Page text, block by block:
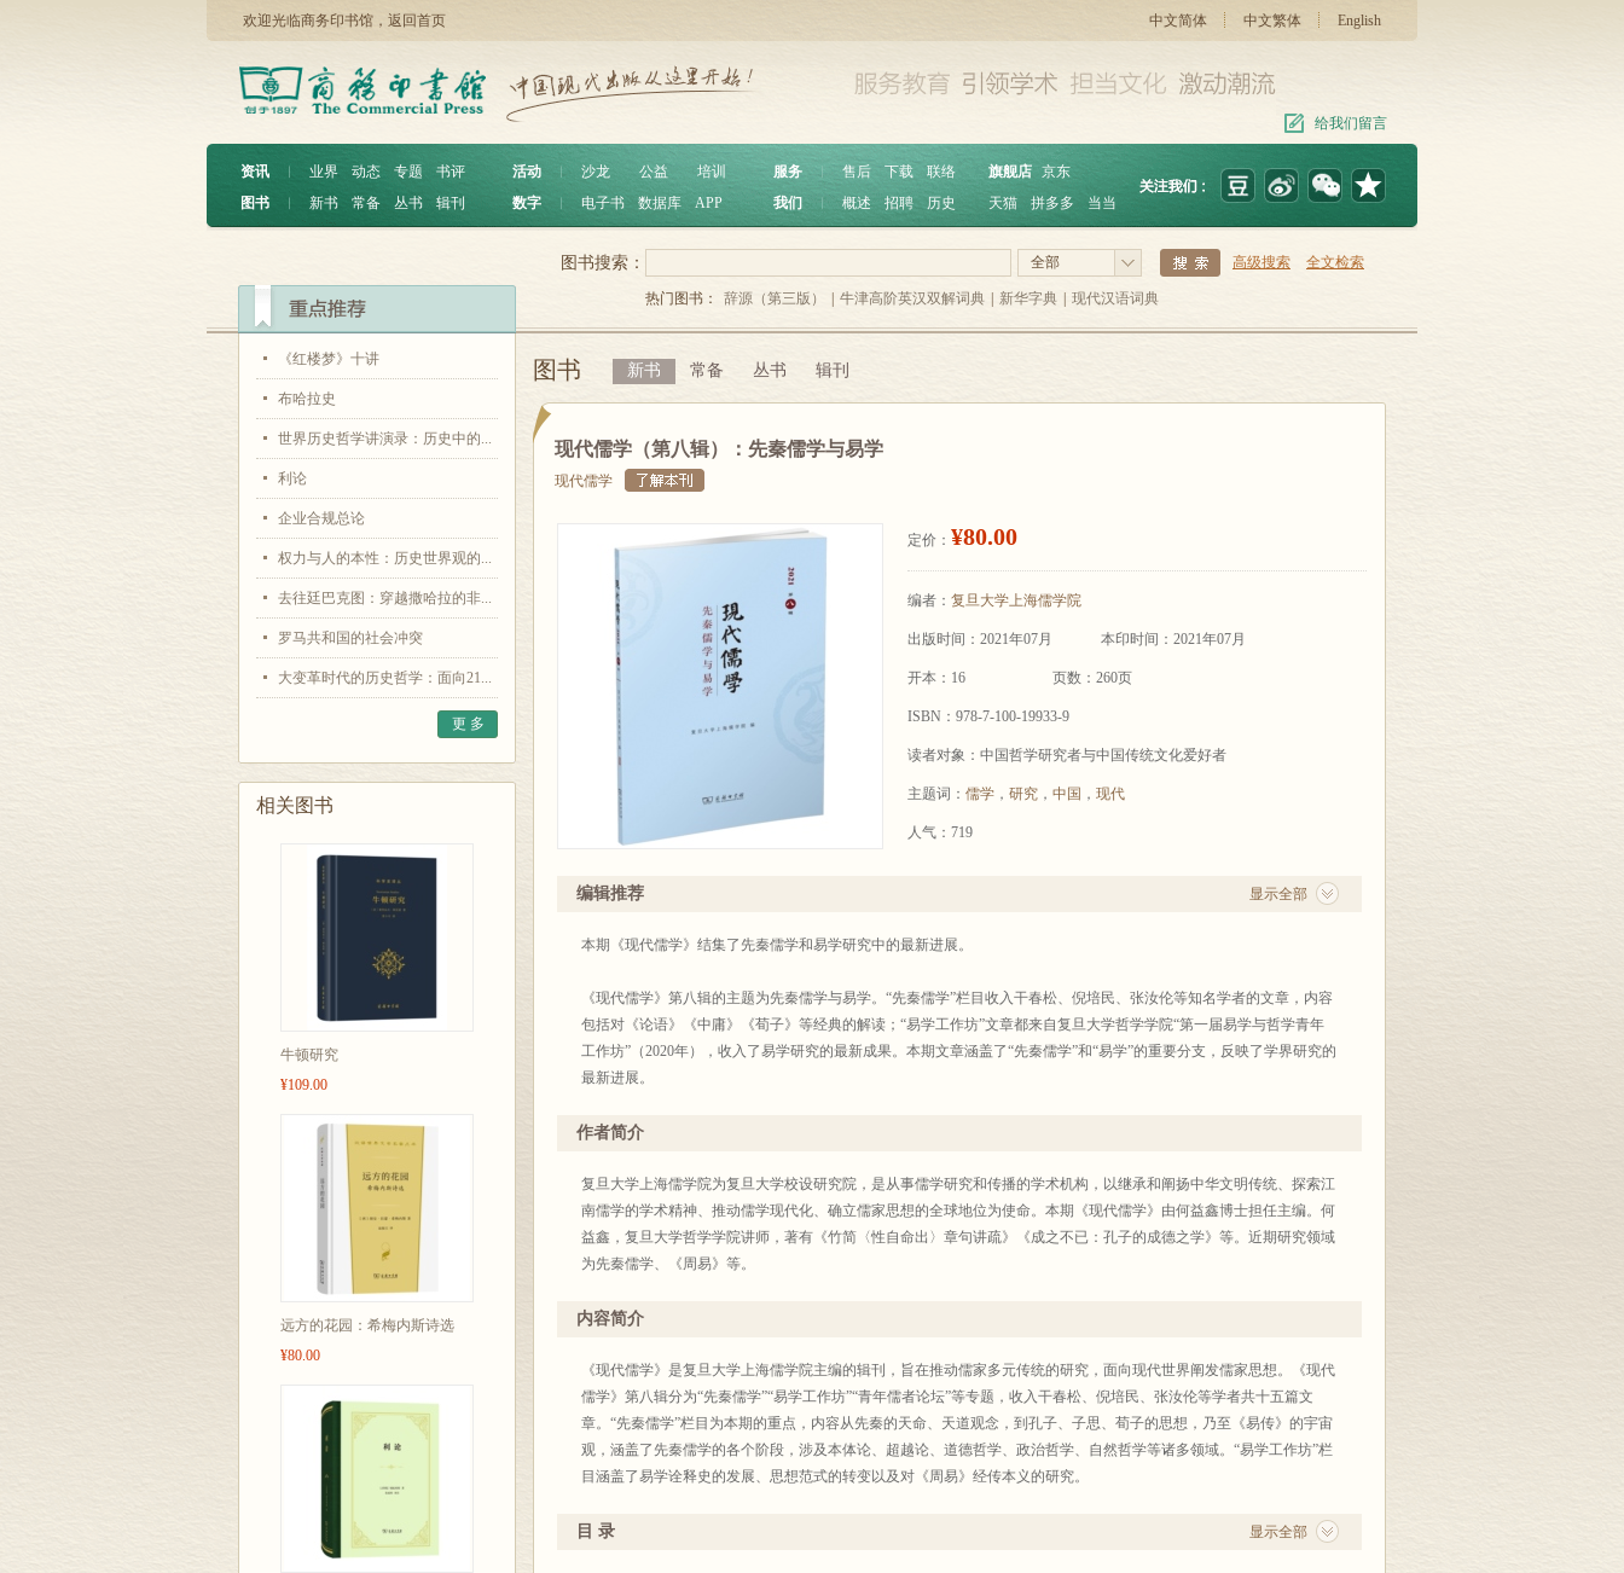
欢迎光临商务印书馆， 返回首页 中文简体 中文繁体 English
给我们留言
资讯 ︱ 业界 动态 专题
书评
图书
︱ 新书 常备 丛书 辑刊
活动 沙龙 公益
培训
数字
电子书 数据库 APP
服务 ︱ 售后 下载
联络
我们
概述 招聘 历史
旗舰店 京东
天猫
拼多多 当当
《红楼梦》十讲
布哈拉史
世界历史哲学讲演录：历史中的...
利论
企业合规总论
权力与人的本性：历史世界观的...
去往廷巴克图：穿越撒哈拉的非...
罗马共和国的社会冲突
大变革时代的历史哲学：面向21...
更 多
相关图书
牛顿研究
¥109.00
远方的花园：希梅内斯诗选
¥80.00
全部 高级搜索 全文检索
图书搜索：
热门图书： 辞源（第三版） 牛津高阶英汉双解词典 新华字典 现代汉语词典
图书 新书 常备 丛书 辑刊
现代儒学（第八辑）：先秦儒学与易学
现代儒学
定价： ¥80.00
编者： 复旦大学上海儒学院
出版时间：2021年07月 本印时间：2021年07月
开本：16 页数：260页
ISBN：978-7-100-19933-9
读者对象：中国哲学研究者与中国传统文化爱好者
主题词： 儒学 ， 研究 ， 中国 ， 现代
人气：719
显示全部
编辑推荐
本期《现代儒学》结集了先秦儒学和易学研究中的最新进展。
《现代儒学》第八辑的主题为先秦儒学与易学。“先秦儒学”栏目收入干春松、倪培民、张汝伦等知名学者的文章，内容
包括对《论语》《中庸》《荀子》等经典的解读；“易学工作坊”文章都来自复旦大学哲学学院“第一届易学与哲学青年
工作坊”（2020年），收入了易学研究的最新成果。本期文章涵盖了“先秦儒学”和“易学”的重要分支，反映了学界研究的
最新进展。
作者简介
复旦大学上海儒学院为复旦大学校设研究院，是从事儒学研究和传播的学术机构，以继承和阐扬中华文明传统、探索江
南儒学的学术精神、推动儒学现代化、确立儒家思想的全球地位为使命。本期《现代儒学》由何益鑫博士担任主编。何
益鑫，复旦大学哲学学院讲师，著有《竹简〈性自命出〉章句讲疏》《成之不已：孔子的成德之学》等。近期研究领域
为先秦儒学、《周易》等。
内容简介
《现代儒学》是复旦大学上海儒学院主编的辑刊，旨在推动儒家多元传统的研究，面向现代世界阐发儒家思想。《现代
儒学》第八辑分为“先秦儒学”“易学工作坊”“青年儒者论坛”等专题，收入干春松、倪培民、张汝伦等学者共十五篇文
章。“先秦儒学”栏目为本期的重点，内容从先秦的天命、天道观念，到孔子、子思、荀子的思想，乃至《易传》的宇宙
观，涵盖了先秦儒学的各个阶段，涉及本体论、超越论、道德哲学、政治哲学、自然哲学等诸多领域。“易学工作坊”栏
目涵盖了易学诠释史的发展、思想范式的转变以及对《周易》经传本义的研究。
显示全部
目 录